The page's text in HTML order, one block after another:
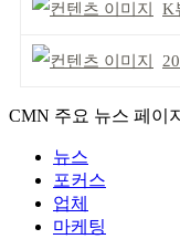
K
CMN 주요 뉴스 페이지
뉴스
포커스
업체
마케팅